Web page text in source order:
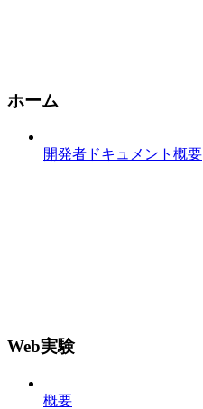
ホーム
開発者ドキュメント概要
Web実験
概要